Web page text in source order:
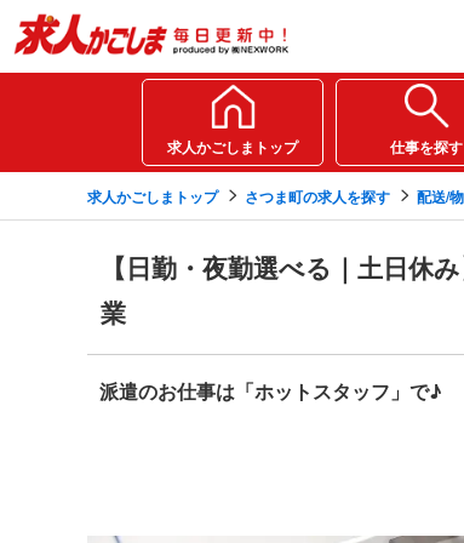
求人かごしまトップ 仕事を探す
求人かごしまトップ さつま町の求人を探す 配送/
【日勤・夜勤選べる｜土日
業
派遣のお仕事は「ホットスタッフ」で♪